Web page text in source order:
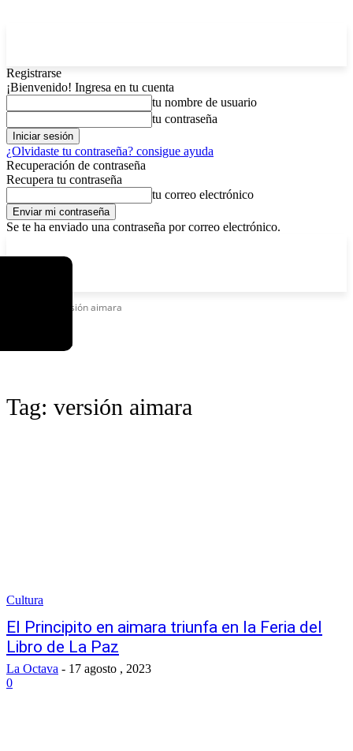
Registrarse
¡Bienvenido! Ingresa en tu cuenta
tu nombre de usuario
tu contraseña
¿Olvidaste tu contraseña? consigue ayuda
Recuperación de contraseña
Recupera tu contraseña
tu correo electrónico
Se te ha enviado una contraseña por correo electrónico.
Versión aimara
Tag: versión aimara
Cultura
El Principito en aimara triunfa en la Feria del
Libro de La Paz
La Octava - 17 agosto , 2023
0